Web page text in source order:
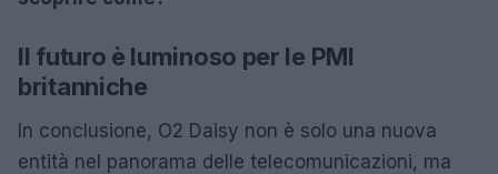
Il futuro è luminoso per le PMI
britanniche
In conclusione, O2 Daisy non è solo una nuova
entità nel panorama delle telecomunicazioni, ma